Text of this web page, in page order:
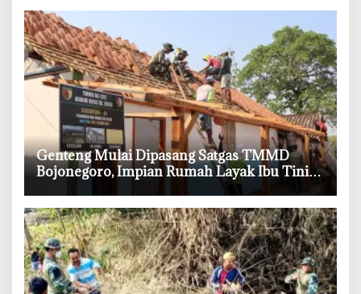
‎Genteng Mulai Dipasang Satgas TMMD
Bojonegoro, Impian Rumah Layak Ibu Tini